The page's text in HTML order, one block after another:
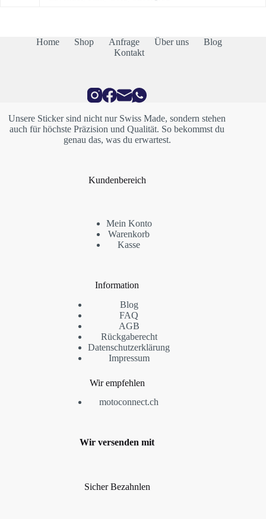
Home Shop Anfrage Über uns
Blog
Kontakt
Unsere Sticker sind nicht nur Swiss Made, sondern stehen
auch für höchste Präzision und Qualität. So bekommst du
genau das, was du erwartest.
Kundenbereich
Mein Konto
Warenkorb
Kasse
Information
Blog
FAQ
AGB
Rückgaberecht
Datenschutzerklärung
Impressum
Wir empfehlen
motoconnect.ch
Wir versenden mit
Sicher Bezahnlen